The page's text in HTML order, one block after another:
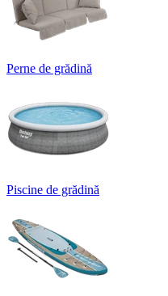
Perne de grădină
Piscine de grădină